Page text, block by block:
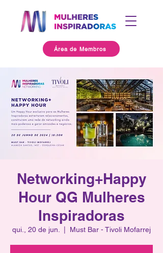
Área de Membros
Networking+Happy
Hour QG Mulheres
Inspiradoras
qui., 20 de jun. Must Bar - Tivoli Mofarrej